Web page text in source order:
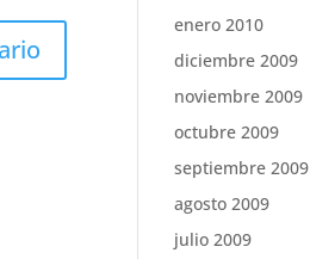
enero 2010
diciembre 2009
noviembre 2009
octubre 2009
septiembre 2009
agosto 2009
julio 2009